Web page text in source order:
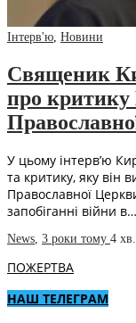
Інтерв'ю Новини
Священик
про критику
У цьому інтерв’ю
та критику, яку він
Православної
запобіганні війни в…
News, 3 роки тому 4 хв.
ПОЖЕРТВА
НАШ ТЕЛЕГРАМ